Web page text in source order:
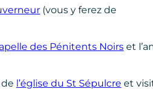
(vous y ferez de
des Pénitents Noirs et
l’église du St Sépulcre et